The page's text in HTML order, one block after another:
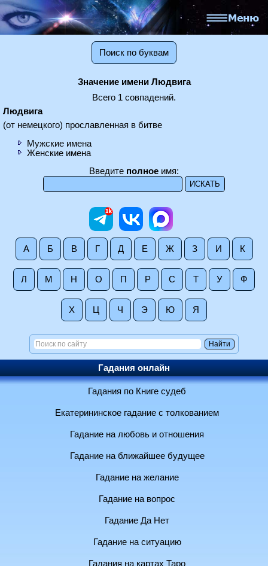
Поиск по буквам
Значение имени Людвига
Всего 1 совпадений.
Людвига
(от немецкого) прославленная в битве
Мужские имена
Женские имена
Введите полное имя:
А Б В Г Д Е Ж З И К
Л М Н О П Р С Т У Ф
Х Ц Ч Э Ю Я
Гадания онлайн
Гадания по Книге судеб
Екатерининское гадание с толкованием
Гадание на любовь и отношения
Гадание на ближайшее будущее
Гадание на желание
Гадание на вопрос
Гадание Да Нет
Гадание на ситуацию
Гадания на картах Таро